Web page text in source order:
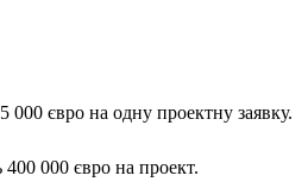
000 євро на одну проектну заявку.
000 євро на проект.